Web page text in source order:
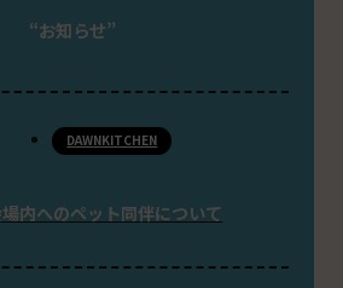
お知らせ
DAWNKITCHEN
内へのペット同伴について